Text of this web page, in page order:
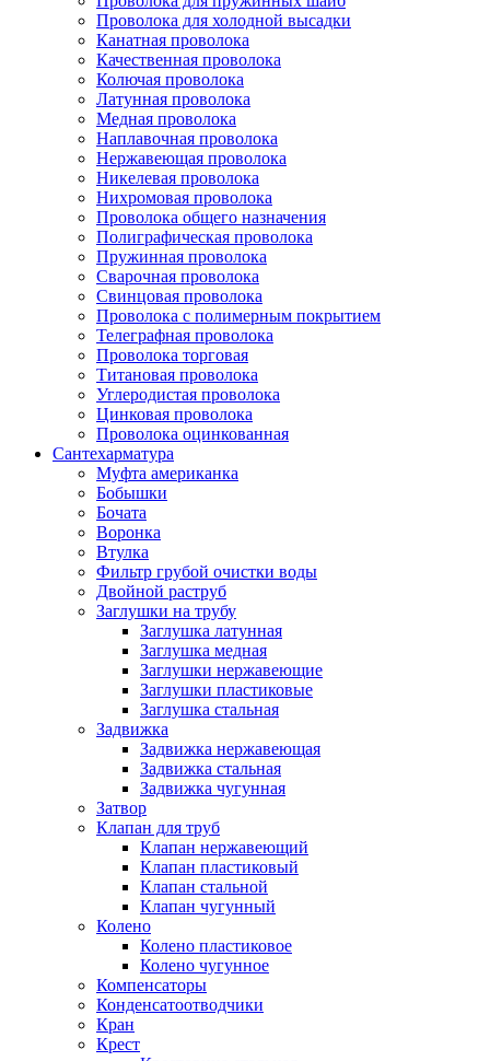
Проволока для холодной высадки
Канатная проволока
Качественная проволока
Колючая проволока
Латунная проволока
Медная проволока
Наплавочная проволока
Нержавеющая проволока
Никелевая проволока
Нихромовая проволока
Проволока общего назначения
Полиграфическая проволока
Пружинная проволока
Сварочная проволока
Свинцовая проволока
Проволока с полимерным покрытием
Телеграфная проволока
Проволока торговая
Титановая проволока
Углеродистая проволока
Цинковая проволока
Проволока оцинкованная
Сантехарматура
Муфта американка
Бобышки
Бочата
Воронка
Втулка
Фильтр грубой очистки воды
Двойной раструб
Заглушки на трубу
Заглушка латунная
Заглушка медная
Заглушки нержавеющие
Заглушки пластиковые
Заглушка стальная
Задвижка
Задвижка нержавеющая
Задвижка стальная
Задвижка чугунная
Затвор
Клапан для труб
Клапан нержавеющий
Клапан пластиковый
Клапан стальной
Клапан чугунный
Колено
Колено пластиковое
Колено чугунное
Компенсаторы
Конденсатоотводчики
Кран
Крест